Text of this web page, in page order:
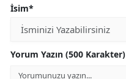
İsim*
Yorum Yazın (500 Karakter)